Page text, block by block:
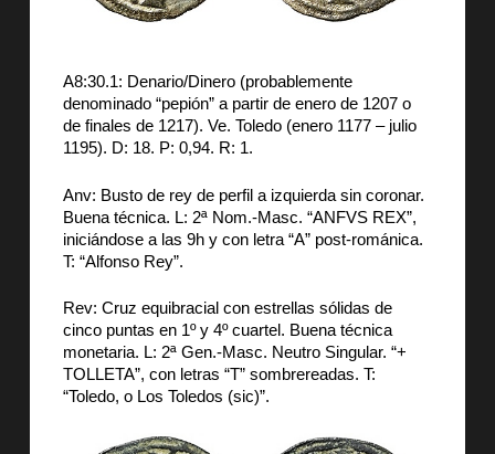
A8:30.1: Denario/Dinero (probablemente
denominado “pepión” a partir de enero de 1207 o
de finales de 1217). Ve. Toledo (enero 1177 – julio
1195). D: 18. P: 0,94. R: 1.
Anv: Busto de rey de perfil a izquierda sin coronar.
Buena técnica. L: 2ª Nom.-Masc. “ANFVS REX”,
iniciándose a las 9h y con letra “A” post-románica.
T: “Alfonso Rey”.
Rev: Cruz equibracial con estrellas sólidas de
cinco puntas en 1º y 4º cuartel. Buena técnica
monetaria. L: 2ª Gen.-Masc. Neutro Singular. “+
TOLLETA”, con letras “T” sombrereadas. T:
“Toledo, o Los Toledos (sic)”.